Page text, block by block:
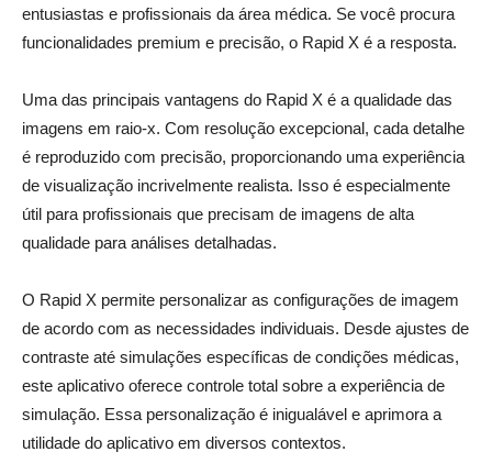
entusiastas e profissionais da área médica. Se você procura
funcionalidades premium e precisão, o Rapid X é a resposta.
Uma das principais vantagens do Rapid X é a qualidade das
imagens em raio-x. Com resolução excepcional, cada detalhe
é reproduzido com precisão, proporcionando uma experiência
de visualização incrivelmente realista. Isso é especialmente
útil para profissionais que precisam de imagens de alta
qualidade para análises detalhadas.
O Rapid X permite personalizar as configurações de imagem
de acordo com as necessidades individuais. Desde ajustes de
contraste até simulações específicas de condições médicas,
este aplicativo oferece controle total sobre a experiência de
simulação. Essa personalização é inigualável e aprimora a
utilidade do aplicativo em diversos contextos.